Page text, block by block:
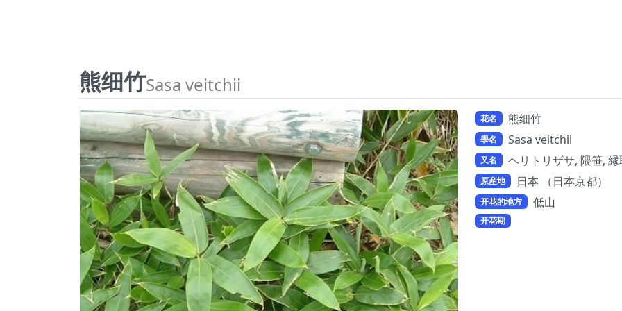
熊细竹Sasa veitchii
花名 熊细竹
學名 Sasa veitchii
又名 ヘリトリザサ, 隈笹,
原産地 日本 （日本京都）
开花的地方 低山
开花期